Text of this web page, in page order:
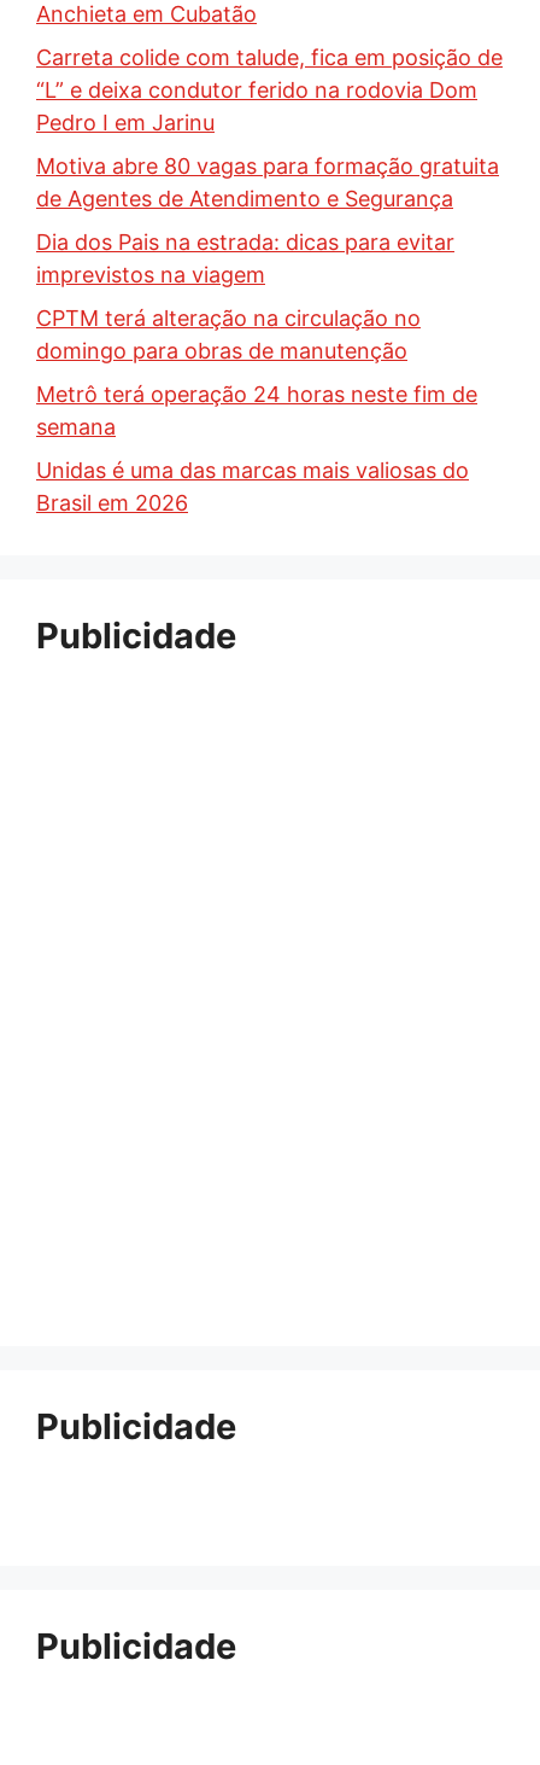
Anchieta em Cubatão
Carreta colide com talude, fica em posição de
“L” e deixa condutor ferido na rodovia Dom
Pedro I em Jarinu
Motiva abre 80 vagas para formação gratuita
de Agentes de Atendimento e Segurança
Dia dos Pais na estrada: dicas para evitar
imprevistos na viagem
CPTM terá alteração na circulação no
domingo para obras de manutenção
Metrô terá operação 24 horas neste fim de
semana
Unidas é uma das marcas mais valiosas do
Brasil em 2026
Publicidade
Publicidade
Publicidade